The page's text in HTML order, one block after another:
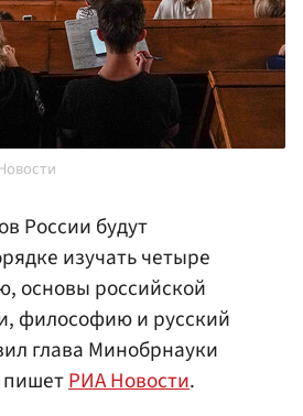
России будут
изучать четыре
основы российской
философию и русский
глава Минобрнауки
пишетРИА Новости.